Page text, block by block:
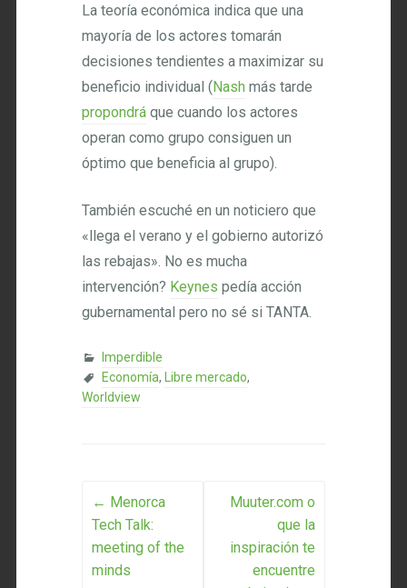
La teoría económica indica que una
mayoría de los actores tomarán
decisiones tendientes a maximizar su
beneficio individual (Nash más tarde
propondrá que cuando los actores
operan como grupo consiguen un
óptimo que beneficia al grupo).
También escuché en un noticiero que
«llega el verano y el gobierno autorizó
las rebajas». No es mucha
intervención? Keynes pedía acción
gubernamental pero no sé si TANTA.
Imperdible
Economía, Libre mercado,
Worldview
Post navigation
← Menorca
Tech Talk:
meeting of the
minds
Muuter.com o
que la
inspiración te
encuentre